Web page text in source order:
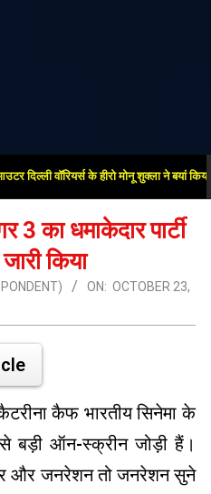
वॉरियर्स के हीरो मोनू शुक्ला ने बयां किया
3 का धमाकेदार पार्टी
किया
ON: OCTOBER 23,
कैफ भारतीय सिनेमा के
बड़ी ऑन-स्क्रीन जोड़ी हैं।
और जनरेशन तो जनरेशन सुने